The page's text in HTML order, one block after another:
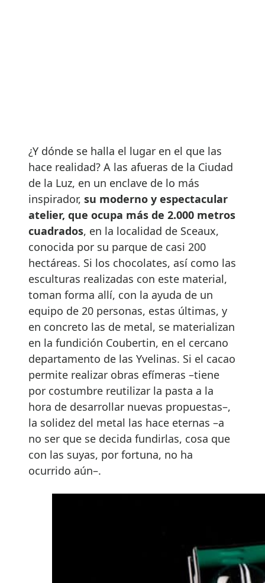
¿Y dónde se halla el lugar en el que las
hace realidad? A las afueras de la Ciudad
de la Luz, en un enclave de lo más
inspirador, su moderno y espectacular
atelier, que ocupa más de 2.000 metros
cuadrados, en la localidad de Sceaux,
conocida por su parque de casi 200
hectáreas. Si los chocolates, así como las
esculturas realizadas con este material,
toman forma allí, con la ayuda de un
equipo de 20 personas, estas últimas, y
en concreto las de metal, se materializan
en la fundición Coubertin, en el cercano
departamento de las Yvelinas. Si el cacao
permite realizar obras efímeras –tiene
por costumbre reutilizar la pasta a la
hora de desarrollar nuevas propuestas–,
la solidez del metal las hace eternas –a
no ser que se decida fundirlas, cosa que
con las suyas, por fortuna, no ha
ocurrido aún–.